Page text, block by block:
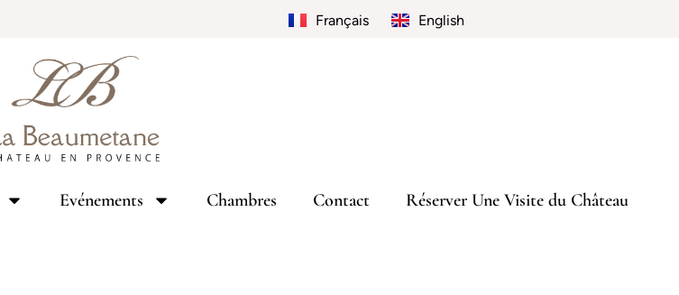
Français English
Evénements Chambres Contact Réserver Une Visite du Château